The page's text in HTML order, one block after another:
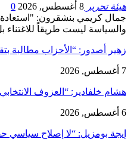
هيئة تحرير 8 أغسطس, 2026
0
جمال كريمي بنشقرون: "استعادة
والسياسة ليست طريقاً
زهير أصدور: “الأحزاب مطالبة
7 أغسطس, 2026
هشام خلفادير: “العزوف
6 أغسطس, 2026
إيجة بومزيل: “لا إصلاح سياسي